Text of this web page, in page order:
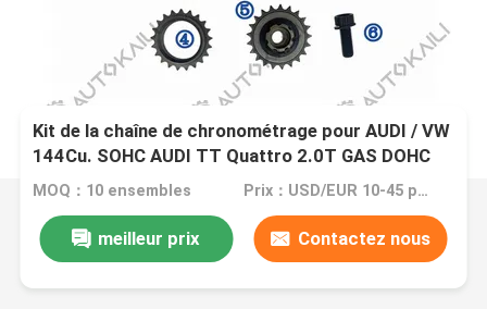
Kit de la chaîne de chronométrage pour AUDI / VW
144Cu. SOHC AUDI TT Quattro 2.0T GAS DOHC
08-12 06F115230 64L
MOQ：10 ensembles Prix：USD/EUR 10-45 per set
meilleur prix Contactez nous